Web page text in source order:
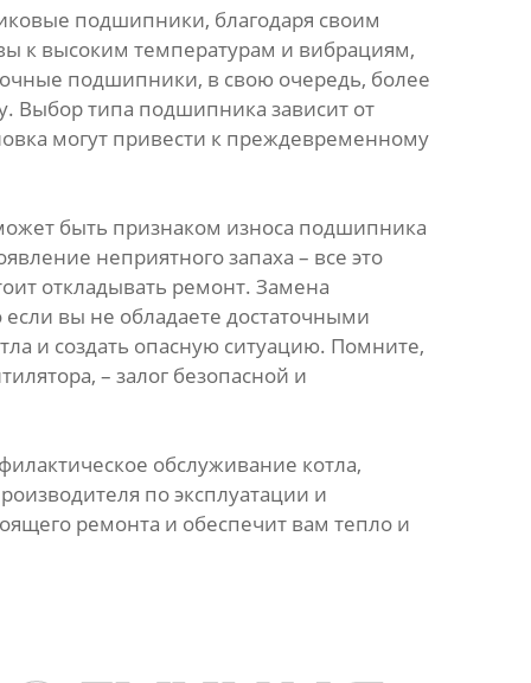
подшипники, благодаря своим
к высоким температурам и вибрациям,
подшипники, в свою очередь, более
Выбор типа подшипника зависит от
могут привести к преждевременному
быть признаком износа подшипника
неприятного запаха – все это
откладывать ремонт. Замена
вы не обладаете достаточными
и создать опасную ситуацию. Помните,
– залог безопасной и
обслуживание котла,
по эксплуатации и
ремонта и обеспечит вам тепло и